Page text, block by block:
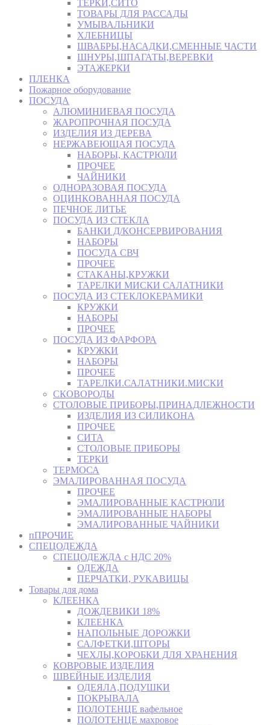
ТЕРКИ,СИТО
ТОВАРЫ ДЛЯ РАССАДЫ
УМЫВАЛЬНИКИ
ХЛЕБНИЦЫ
ШВАБРЫ,НАСАДКИ,СМЕННЫЕ ЧАСТИ
ШНУРЫ,ШПАГАТЫ,ВЕРЕВКИ
ЭТАЖЕРКИ
ПЛЕНКА
Пожарное оборудование
ПОСУДА
АЛЮМИНИЕВАЯ ПОСУДА
ЖАРОПРОЧНАЯ ПОСУДА
ИЗДЕЛИЯ ИЗ ДЕРЕВА
НЕРЖАВЕЮЩАЯ ПОСУДА
НАБОРЫ, КАСТРЮЛИ
ПРОЧЕЕ
ЧАЙНИКИ
ОДНОРАЗОВАЯ ПОСУДА
ОЦИНКОВАННАЯ ПОСУДА
ПЕЧНОЕ ЛИТЬЕ
ПОСУДА ИЗ СТЕКЛА
БАНКИ Д/КОНСЕРВИРОВАНИЯ
НАБОРЫ
ПОСУДА СВЧ
ПРОЧЕЕ
СТАКАНЫ,КРУЖКИ
ТАРЕЛКИ МИСКИ САЛАТНИКИ
ПОСУДА ИЗ СТЕКЛОКЕРАМИКИ
КРУЖКИ
НАБОРЫ
ПРОЧЕЕ
ПОСУДА ИЗ ФАРФОРА
КРУЖКИ
НАБОРЫ
ПРОЧЕЕ
ТАРЕЛКИ.САЛАТНИКИ.МИСКИ
СКОВОРОДЫ
СТОЛОВЫЕ ПРИБОРЫ,ПРИНАДЛЕЖНОСТИ
ИЗДЕЛИЯ ИЗ СИЛИКОНА
ПРОЧЕЕ
СИТА
СТОЛОВЫЕ ПРИБОРЫ
ТЕРКИ
ТЕРМОСА
ЭМАЛИРОВАННАЯ ПОСУДА
ПРОЧЕЕ
ЭМАЛИРОВАННЫЕ КАСТРЮЛИ
ЭМАЛИРОВАННЫЕ НАБОРЫ
ЭМАЛИРОВАННЫЕ ЧАЙНИКИ
пПРОЧИЕ
СПЕЦОДЕЖДА
СПЕЦОДЕЖДА с НДС 20%
ОДЕЖДА
ПЕРЧАТКИ, РУКАВИЦЫ
Товары для дома
КЛЕЕНКА
ДОЖДЕВИКИ 18%
КЛЕЕНКА
НАПОЛЬНЫЕ ДОРОЖКИ
САЛФЕТКИ,ШТОРЫ
ЧЕХЛЫ,КОРОБКИ ДЛЯ ХРАНЕНИЯ
КОВРОВЫЕ ИЗДЕЛИЯ
ШВЕЙНЫЕ ИЗДЕЛИЯ
ОДЕЯЛА,ПОДУШКИ
ПОКРЫВАЛА
ПОЛОТЕНЦЕ вафельное
ПОЛОТЕНЦЕ махровое